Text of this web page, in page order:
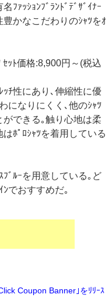
ﾌｧｯｼｮﾝﾌﾞﾗﾝﾄﾞﾃﾞｻﾞｲﾅｰ
豊かなこだわりのｼｬﾂをｵ
ｾｯﾄ価格:8,900円～(税込
ｯﾁ性にあり､伸縮性に優
になりにくく､他のｼｬﾂ
ができる｡触り心地は柔
ﾎﾟﾛｼｬﾂを着用している
ﾌﾞﾙｰを用意している｡ど
ﾝでおすすめだ｡
Coupon Banner｣をﾘﾘｰｽ